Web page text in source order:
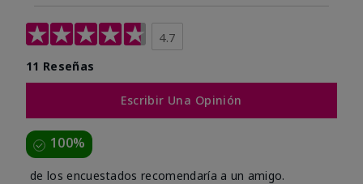
4.7
11 Reseñas
Escribir Una Opinión
100%
de los encuestados recomendaría a un amigo.